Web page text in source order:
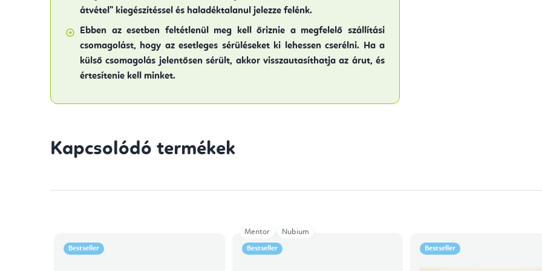
átvétel” kiegészítéssel és haladéktalanul jelezze felénk.
Ebben az esetben feltétlenül meg kell őriznie a megfelelő szállítási
csomagolást, hogy az esetleges sérüléseket ki lehessen cserélni. Ha a
külső csomagolás jelentősen sérült, akkor visszautasíthatja az árut, és
értesítenie kell minket.
Kapcsolódó termékek
Bestseller Bestseller
Mentor Nubium
Bestseller